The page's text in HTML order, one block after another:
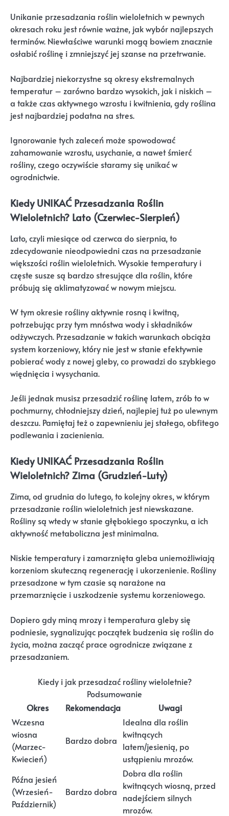
Unikanie przesadzania roślin wieloletnich w pewnych
okresach roku jest równie ważne, jak wybór najlepszych
terminów. Niewłaściwe warunki mogą bowiem znacznie
osłabić roślinę i zmniejszyć jej szanse na przetrwanie.
Najbardziej niekorzystne są okresy ekstremalnych
temperatur – zarówno bardzo wysokich, jak i niskich –
a także czas aktywnego wzrostu i kwitnienia, gdy roślina
jest najbardziej podatna na stres.
Ignorowanie tych zaleceń może spowodować
zahamowanie wzrostu, usychanie, a nawet śmierć
rośliny, czego oczywiście staramy się unikać w
ogrodnictwie.
Kiedy UNIKAĆ Przesadzania Roślin
Wieloletnich? Lato (Czerwiec-Sierpień)
Lato, czyli miesiące od czerwca do sierpnia, to
zdecydowanie nieodpowiedni czas na przesadzanie
większości roślin wieloletnich. Wysokie temperatury i
częste susze są bardzo stresujące dla roślin, które
próbują się aklimatyzować w nowym miejscu.
W tym okresie rośliny aktywnie rosną i kwitną,
potrzebując przy tym mnóstwa wody i składników
odżywczych. Przesadzanie w takich warunkach obciąża
system korzeniowy, który nie jest w stanie efektywnie
pobierać wody z nowej gleby, co prowadzi do szybkiego
więdnięcia i wysychania.
Jeśli jednak musisz przesadzić roślinę latem, zrób to w
pochmurny, chłodniejszy dzień, najlepiej tuż po ulewnym
deszczu. Pamiętaj też o zapewnieniu jej stałego, obfitego
podlewania i zacienienia.
Kiedy UNIKAĆ Przesadzania Roślin
Wieloletnich? Zima (Grudzień-Luty)
Zima, od grudnia do lutego, to kolejny okres, w którym
przesadzanie roślin wieloletnich jest niewskazane.
Rośliny są wtedy w stanie głębokiego spoczynku, a ich
aktywność metaboliczna jest minimalna.
Niskie temperatury i zamarznięta gleba uniemożliwiają
korzeniom skuteczną regenerację i ukorzenienie. Rośliny
przesadzone w tym czasie są narażone na
przemarznięcie i uszkodzenie systemu korzeniowego.
Dopiero gdy miną mrozy i temperatura gleby się
podniesie, sygnalizując początek budzenia się roślin do
życia, można zacząć prace ogrodnicze związane z
przesadzaniem.
Kiedy i jak przesadzać rośliny wieloletnie?
Podsumowanie
Okres
Rekomendacja
Uwagi
Wczesna
wiosna
(Marzec-
Kwiecień)
Bardzo dobra
Idealna dla roślin
kwitnących
latem/jesienią, po
ustąpieniu mrozów.
Późna jesień
(Wrzesień-
Październik)
Bardzo dobra
Dobra dla roślin
kwitnących wiosną, przed
nadejściem silnych
mrozów.